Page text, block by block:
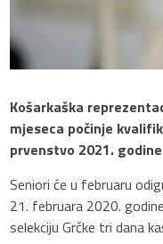
Košarkaška
mjeseca počinje
prvenstvo 2021.
Seniori će u februaru
21. februara 2020.
selekciju Grčke tri dana